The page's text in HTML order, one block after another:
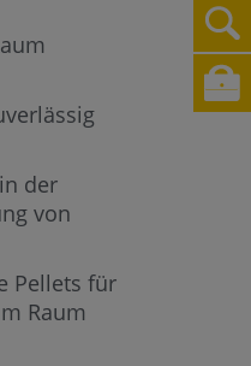
der
von
Pellets für
Raum